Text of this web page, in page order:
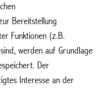
Bereitstellung
Funktionen (z.B.
werden auf Grundlage
Der
Interesse an der